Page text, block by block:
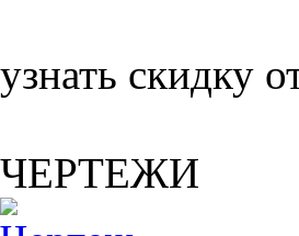
узнать скидку
ЧЕРТЕЖИ